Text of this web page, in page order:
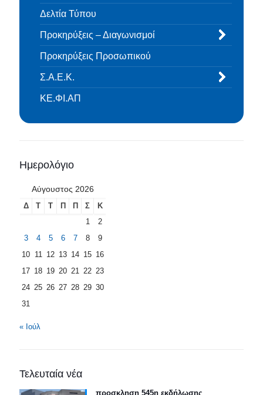
Δελτία Τύπου
Προκηρύξεις – Διαγωνισμοί
Προκηρύξεις Προσωπικού
Σ.Α.Ε.Κ.
ΚΕ.ΦΙ.ΑΠ
Ημερολόγιο
Αύγουστος 2026
Δ Τ Τ Π Π Σ
Κ
1
2
3
4 5 6 7 8
9
10 11 12 13 14 15 16
17 18 19 20 21 22 23
24 25 26 27 28 29 30
31
« Ιούλ
Τελευταία νέα
προσκληση 545η εκδήλωσης